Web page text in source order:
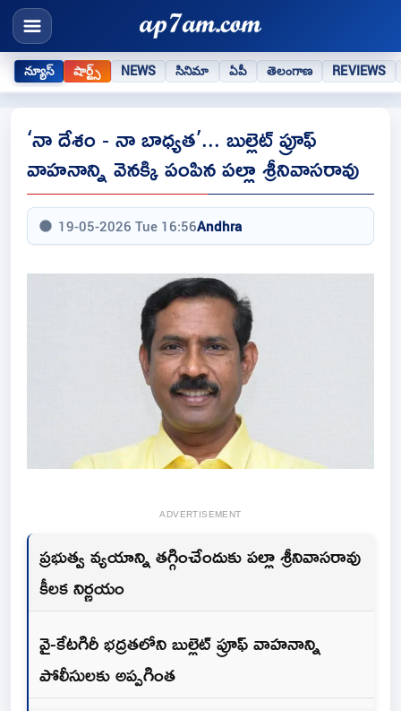
న్యూస్ షార్ట్స్ NEWS సినిమా ఏపీ తెలంగాణ REVIEWS
‘నా దేశం - నా బాధ్యత’... బుల్లెట్ ప్రూఫ్
వాహనాన్ని వెనక్కి పంపిన పల్లా శ్రీనివాసరావు
19-05-2026 Tue 16:56Andhra
ADVERTISEMENT
ప్రభుత్వ వ్యయాన్ని తగ్గించేందుకు పల్లా శ్రీనివాసరావు
కీలక నిర్ణయం
వై-కేటగిరీ భద్రతలోని బుల్లెట్ ప్రూఫ్ వాహనాన్ని
పోలీసులకు అప్పగింత